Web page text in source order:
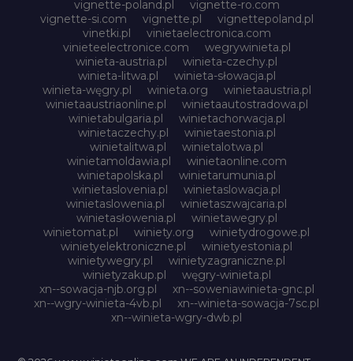
vignette-poland.pl
vignette-ro.com
vignette-si.com
vignette.pl
vignettepoland.pl
vinetki.pl
vinietaelectronica.com
vinieteelectronice.com
wegrywinieta.pl
winieta-austria.pl
winieta-czechy.pl
winieta-litwa.pl
winieta-słowacja.pl
winieta-węgry.pl
winieta.org
winietaaustria.pl
winietaaustriaonline.pl
winietaautostradowa.pl
winietabulgaria.pl
winietachorwacja.pl
winietaczechy.pl
winietaestonia.pl
winietalitwa.pl
winietalotwa.pl
winietamoldawia.pl
winietaonline.com
winietapolska.pl
winietarumunia.pl
winietaslovenia.pl
winietaslowacja.pl
winietaslowenia.pl
winietaszwajcaria.pl
winietasłowenia.pl
winietawegry.pl
winietomat.pl
winiety.org
winietydrogowe.pl
winietyelektroniczne.pl
winietyestonia.pl
winietywegry.pl
winietyzagraniczne.pl
winietyzakup.pl
węgry-winieta.pl
xn--sowacja-njb.org.pl
xn--soweniawinieta-gnc.pl
xn--wgry-winieta-4vb.pl
xn--winieta-sowacja-7sc.pl
xn--winieta-wgry-dwb.pl